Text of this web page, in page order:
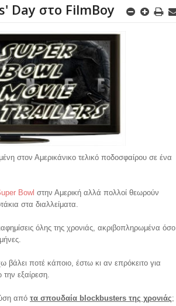
Day στο FilmBoy
στον Αμερικάνικο τελικό ποδοσφαίρου σε ένα
Bowl στην Αμερική αλλά πολλοί θεωρούν
στα διαλλείματα.
όλης της χρονιάς, ακριβοπληρωμένα όσο
ποτέ κάποιο, έστω κι αν επρόκειτο για
εξαίρεση.
από τα σπουδαία blockbusters της χρονιάς;